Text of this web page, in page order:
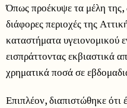
Όπως προέκυψε τα μέλη της,
διάφορες περιοχές της
καταστήματα υγειονομικού
εισπράττοντας εκβιαστικά
χρηματικά ποσά σε
Επιπλέον, διαπιστώθηκε